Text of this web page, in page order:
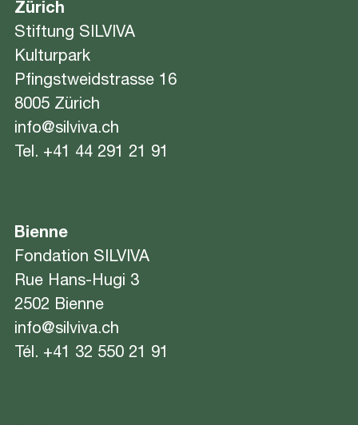
Zürich
Stiftung SILVIVA
Kulturpark
Pfingstweidstrasse 16
8005 Zürich
info@silviva.ch
Tel. +41 44 291 21 91
Bienne
Fondation SILVIVA
Rue Hans-Hugi 3
2502 Bienne
info@silviva.ch
Tél. +41 32 550 21 91